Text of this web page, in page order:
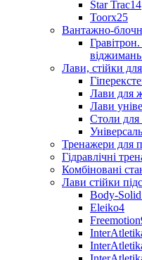
Star Trac14
Toorx25
Вантажно-
віджимань
Лави, стійки
Лави для
Лави
Столи для
Тренажери для
Гідравлічні
Комбіновані
Лави стійки
Body-Solid
Eleiko4
Freemotion